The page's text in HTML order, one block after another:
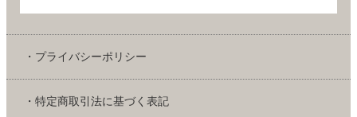
・プライバシーポリシー
・特定商取引法に基づく表記